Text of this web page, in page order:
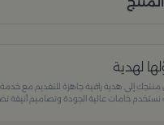
لهدية
إلى هدية راقية جاهزة للتقديم مع خدمة
نستخدم خامات عالية الجودة وتصاميم